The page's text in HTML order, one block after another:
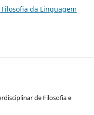
da Linguagem
de Filosofia e